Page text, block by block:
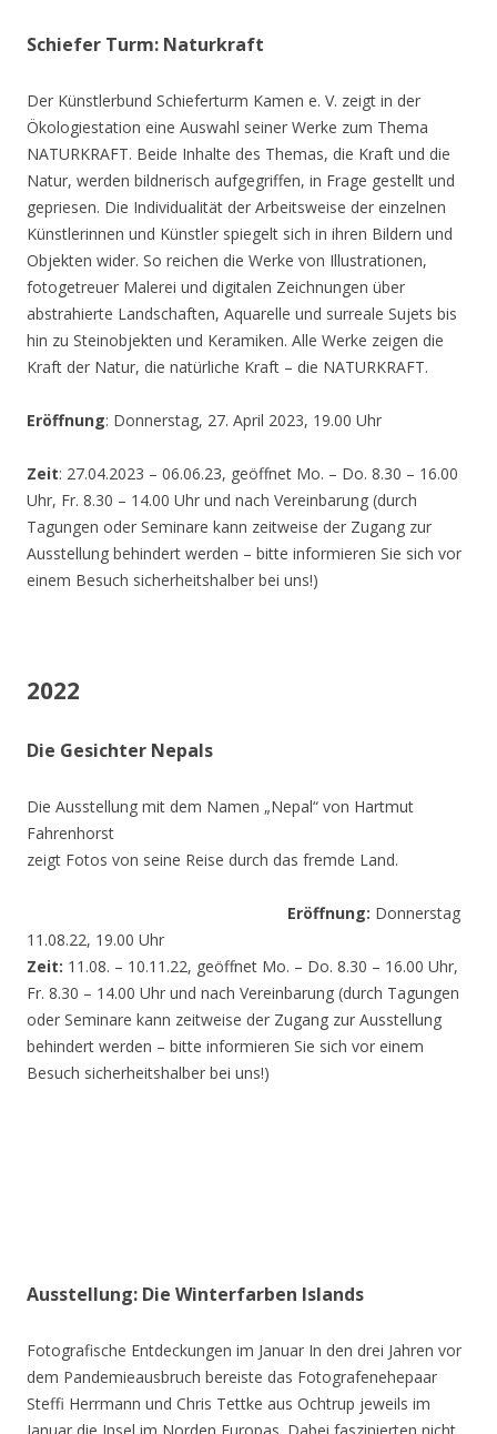
Schiefer Turm: Naturkraft
Der Künstlerbund Schieferturm Kamen e. V. zeigt in der
Ökologiestation eine Auswahl seiner Werke zum Thema
NATURKRAFT. Beide Inhalte des Themas, die Kraft und die
Natur, werden bildnerisch aufgegriffen, in Frage gestellt und
gepriesen. Die Individualität der Arbeitsweise der einzelnen
Künstlerinnen und Künstler spiegelt sich in ihren Bildern und
Objekten wider. So reichen die Werke von Illustrationen,
fotogetreuer Malerei und digitalen Zeichnungen über
abstrahierte Landschaften, Aquarelle und surreale Sujets bis
hin zu Steinobjekten und Keramiken. Alle Werke zeigen die
Kraft der Natur, die natürliche Kraft – die NATURKRAFT.
Eröffnung: Donnerstag, 27. April 2023, 19.00 Uhr
Zeit: 27.04.2023 – 06.06.23, geöffnet Mo. – Do. 8.30 – 16.00
Uhr, Fr. 8.30 – 14.00 Uhr und nach Vereinbarung (durch
Tagungen oder Seminare kann zeitweise der Zugang zur
Ausstellung behindert werden – bitte informieren Sie sich vor
einem Besuch sicherheitshalber bei uns!)
2022
Die Gesichter Nepals
Die Ausstellung mit dem Namen „Nepal“ von Hartmut
Fahrenhorst
zeigt Fotos von seine Reise durch das fremde Land.
Eröffnung: Donnerstag
11.08.22, 19.00 Uhr
Zeit: 11.08. – 10.11.22, geöffnet Mo. – Do. 8.30 – 16.00 Uhr,
Fr. 8.30 – 14.00 Uhr und nach Vereinbarung (durch Tagungen
oder Seminare kann zeitweise der Zugang zur Ausstellung
behindert werden – bitte informieren Sie sich vor einem
Besuch sicherheitshalber bei uns!)
Ausstellung: Die Winterfarben Islands
Fotografische Entdeckungen im Januar In den drei Jahren vor
dem Pandemieausbruch bereiste das Fotografenehepaar
Steffi Herrmann und Chris Tettke aus Ochtrup jeweils im